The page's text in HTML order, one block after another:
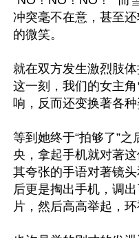
冲突毫不在意，甚至
的微笑。
就在双方发生激烈肢
这一刻，我们的女主
响，反而还变换著各种
等到她终于“拍够了”
央，拿起手机就对著
其夸张的手语对著镜
后更是掏出手机，调
片，然后高高举起，环